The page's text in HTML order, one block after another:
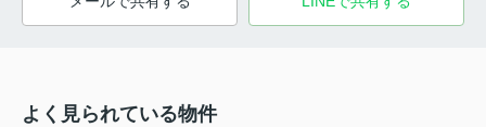
よく見られている物件